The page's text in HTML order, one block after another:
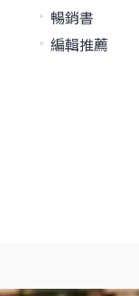
暢銷書
編輯推薦